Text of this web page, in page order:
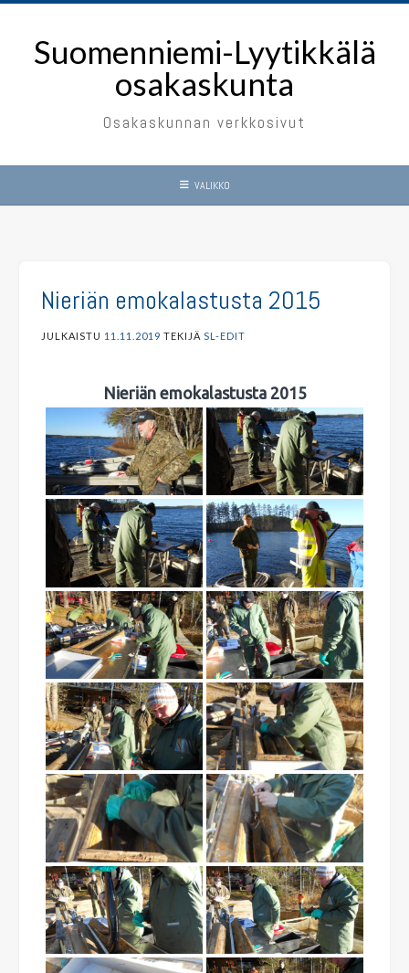
Skip
contentSuomenniemi-Lyytikkälä
osakaskunta
Osakaskunnan verkkosivut
VALIKKO
Nieriän emokalastusta 2015
JULKAISTU 11.11.2019 TEKIJÄ SL-EDIT
Nieriän emokalastusta 2015